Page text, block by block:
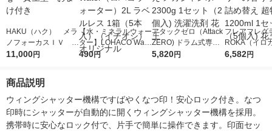
HAKU（ハク） メラ
ノフォーカスＩＶ 4
5ｇ 資生堂 おまけ
11,000円
【水・ミネラルウォー
ター】LOHACO Wate
r（ロハコウォータ
490円
アタックゼロ（Attack
ZERO) ドラム式専用
詰め替え メガジャン
5,820円
フレアフレグ
ROKA（イロ
イキッドリリ
6,582円
商品説明
ウィングシャッター機構ですばやくなつ印！安心ロック付き。なつ
印時にシャッターが自動的に開くウィングシャッター機構を採用。
携帯時に安心なロック付で、片手で簡単に操作できます。印面セッ